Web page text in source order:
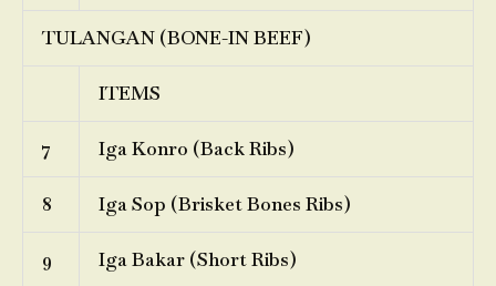
TULANGAN (BONE-IN BEEF)
ITEMS
7 Iga Konro (Back Ribs)
8 Iga Sop (Brisket Bones Ribs)
9 Iga Bakar (Short Ribs)